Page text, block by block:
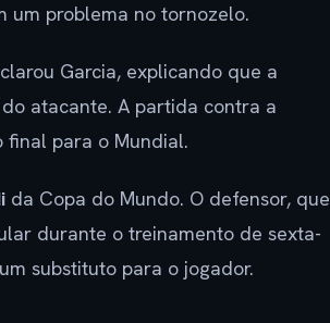
um problema no tornozelo.
Garcia, explicando que a
atacante. A partida contra a
final para o Mundial.
da Copa do Mundo. O defensor, que
durante o treinamento de sexta-
substituto para o jogador.